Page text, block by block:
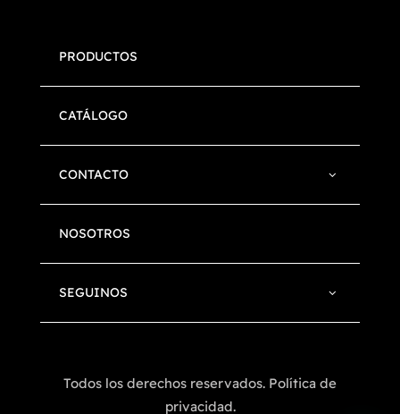
PRODUCTOS
CATÁLOGO
CONTACTO
NOSOTROS
SEGUINOS
Todos los derechos reservados. Política de
privacidad.